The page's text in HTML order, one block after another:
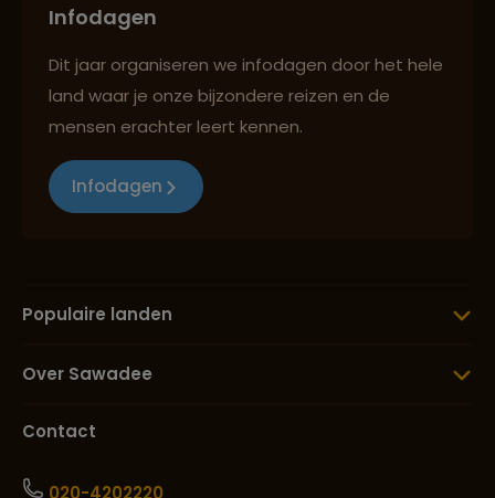
Lees meer over Pura Ulun Danu
Bratan
Lees meer over Raja Ampat
Lees meer over Sumba
Lees meer over Tobameer
Lees meer over Ubud
Infodagen
Dit jaar organiseren we infodagen door het hele
land waar je onze bijzondere reizen en de
mensen erachter leert kennen.
Infodagen
Populaire landen
Over Sawadee
Contact
020-4202220